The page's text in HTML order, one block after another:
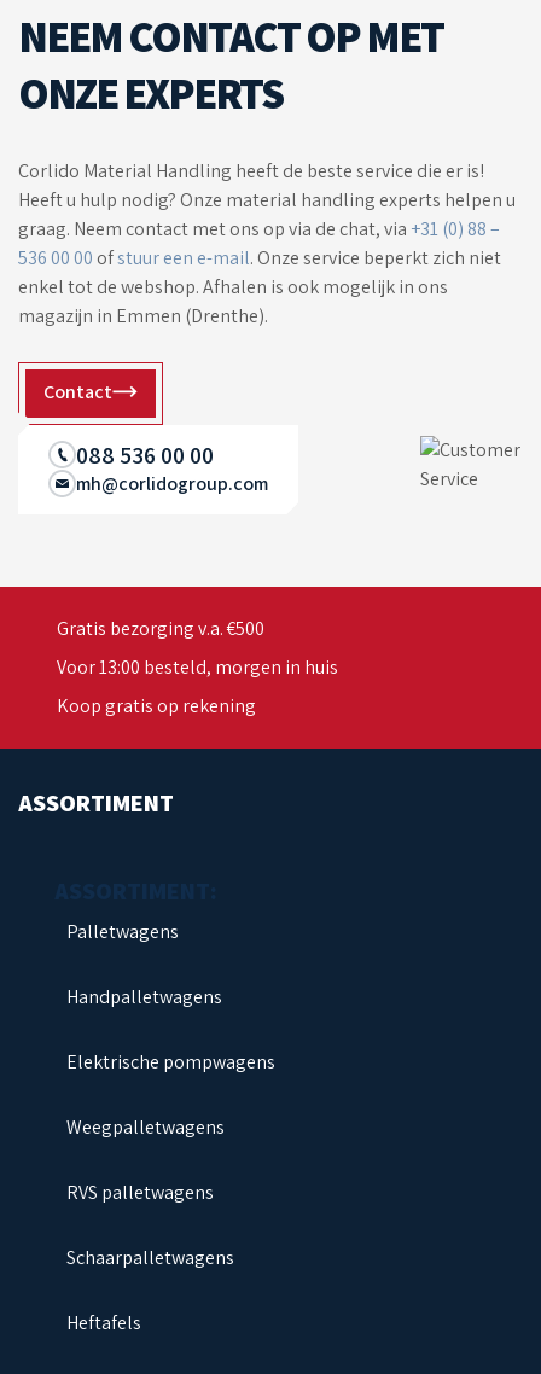
NEEM CONTACT OP MET
ONZE EXPERTS
Corlido Material Handling heeft de beste service die er is!
Heeft u hulp nodig? Onze material handling experts helpen u
graag. Neem contact met ons op via de chat, via +31 (0) 88 –
536 00 00 ofstuur een e-mail. Onze service beperkt zich niet
enkel tot de webshop. Afhalen is ook mogelijk in ons
magazijn in Emmen (Drenthe).
Contact
088 536 00 00
mh@corlidogroup.com
Gratis bezorging v.a. €500
Voor 13:00 besteld, morgen in huis
Koop gratis op rekening
ASSORTIMENT
Palletwagens
Handpalletwagens
Elektrische pompwagens
Weegpalletwagens
RVS palletwagens
Schaarpalletwagens
Heftafels